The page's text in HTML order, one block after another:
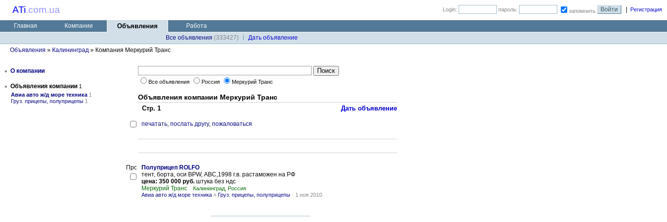
ATi.com.ua Login: пароль: запомнить Регистрация
Главная Компании Объявления
Работа
Все объявления (333427)
Дaть объявление
Объявления » Калининград » Компания Меркурий Транс
• О компании
• Объявления компании 1
Авиа авто ж/д море техника 1
Груз. прицепы, полуприцепы 1
Все объявления Россия Меркурий Транс
Объявления компании Меркурий Транс
Стр. 1 Дать объявление
печатать, послать другу, пожаловаться
Полуприцеп ROLFO
тент, борта, оси BPW, АВС,1998 г.в. растаможен на РФ
цена: 350 000 руб. штука без ндс
Меркурий Транс
Калининград, Россия
Авиа авто ж/д море техника » Груз. прицепы, полуприцепы - 1 ноя 2010